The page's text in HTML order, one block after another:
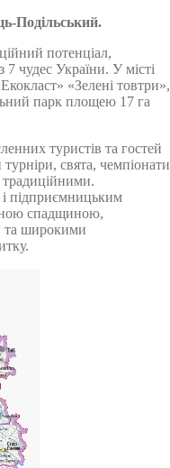
Подільський.
потенціал,
чудес України. У місті
«Зелені товтри»,
парк площею 17 га
туристів та гостей
турніри, свята, чемпіонати
традиційними.
підприємницьким
спадщиною,
та широкими